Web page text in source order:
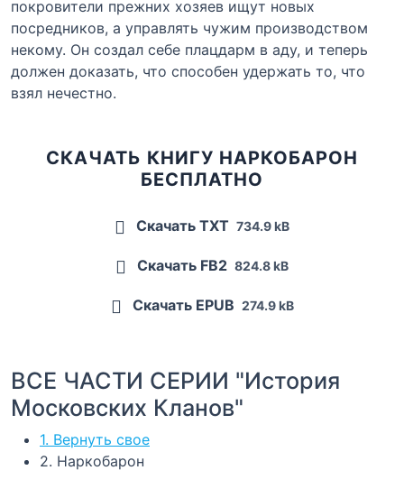
покровители прежних хозяев ищут новых
посредников, а управлять чужим производством
некому. Он создал себе плацдарм в аду, и теперь
должен доказать, что способен удержать то, что
взял нечестно.
СКАЧАТЬ КНИГУ НАРКОБАРОН
БЕСПЛАТНО
Скачать TXT 734.9 kB
Скачать FB2 824.8 kB
Скачать EPUB 274.9 kB
ВСЕ ЧАСТИ СЕРИИ "История
Московских Кланов"
1. Вернуть свое
2. Наркобарон